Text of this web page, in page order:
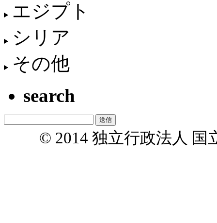
エジプト
シリア
その他
search
© 2014 独立行政法人 国